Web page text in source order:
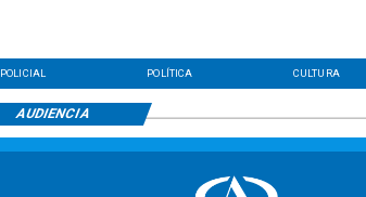
POLICIAL POLÍTICA CULTURA
AUDIENCIA